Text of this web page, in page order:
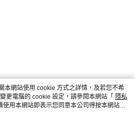
本網站使用 cookie 方式之詳情，及若您不希
更電腦的 cookie 設定，請參閱本網站「 隱私
使用本網站即表示您同意本公司得按本網站使